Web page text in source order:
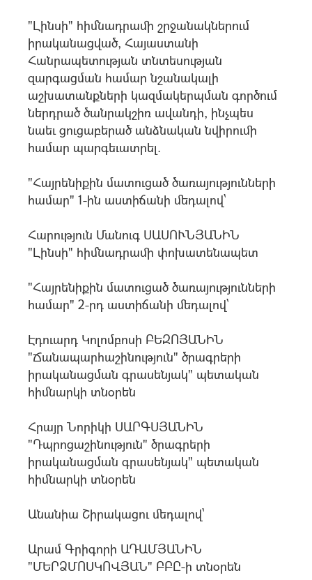
"Լինսի" հիմնադրամի շրջանակներում
իրականացված, Հայաստանի
Հանրապետության տնտեսության
զարգացման համար նշանակալի
աշխատանքների կազմակերպման գործում
ներդրած ծանրակշիռ ավանդի, ինչպես
նաեւ ցուցաբերած անձնական նվիրումի
համար պարգեւատրել.
"Հայրենիքին մատուցած ծառայությունների
համար" 1-ին աստիճանի մեդալով`
Հարություն Մանուգ ՍԱՍՈՒՆՅԱՆԻՆ
"Լինսի" հիմնադրամի փոխատենապետ
"Հայրենիքին մատուցած ծառայությունների
համար" 2-րդ աստիճանի մեդալով`
Էդուարդ Կոլոմբոսի ԲԵԶՈՅԱՆԻՆ
"Ճանապարհաշինություն" ծրագրերի
իրականացման գրասենյակ" պետական
հիմնարկի տնօրեն
Հրայր Նորիկի ՍԱՐԳՍՅԱՆԻՆ
"Դպրոցաշինություն" ծրագրերի
իրականացման գրասենյակ" պետական
հիմնարկի տնօրեն
Անանիա Շիրակացու մեդալով`
Արամ Գրիգորի ԱԴԱՄՅԱՆԻՆ
"ՄԵՐՁՄՈՍԿՈՎՅԱՆ" ԲԲԸ-ի տնօրեն